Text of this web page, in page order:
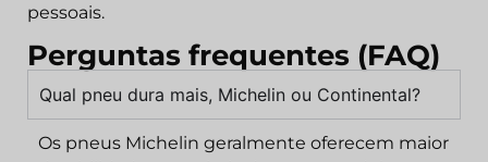
pessoais.
Perguntas frequentes (FAQ)
Qual pneu dura mais, Michelin ou Continental?
Os pneus Michelin geralmente oferecem maior